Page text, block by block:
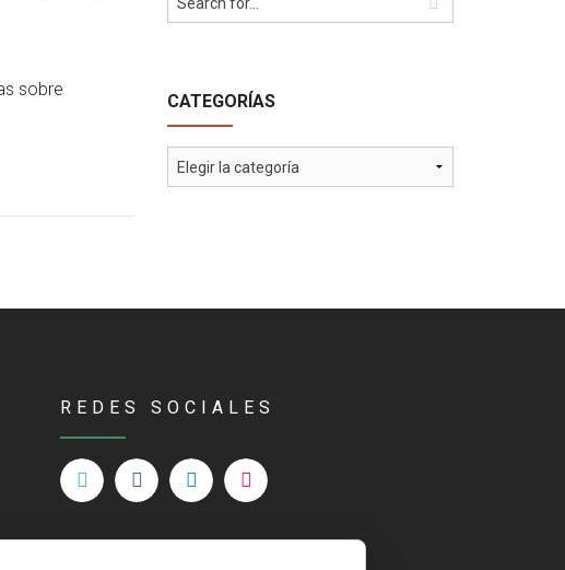
sobre
CATEGORÍAS
Categorías
REDES SOCIALES